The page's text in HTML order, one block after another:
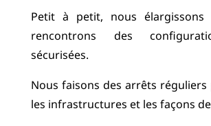
Petit à petit, nous
rencontrons des
sécurisées.
Nous faisons des arrêts
les infrastructures et les façons